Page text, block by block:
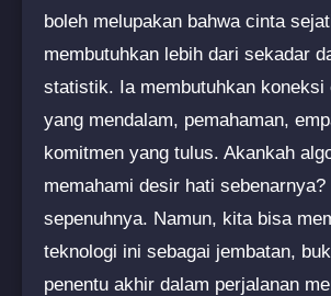
boleh melupakan bahwa cinta
membutuhkan lebih dari sekadar
statistik. Ia membutuhkan koneksi
yang mendalam, pemahaman,
komitmen yang tulus. Akankah
memahami desir hati
sepenuhnya. Namun, kita bisa
teknologi ini sebagai jembatan,
penentu akhir dalam perjalanan